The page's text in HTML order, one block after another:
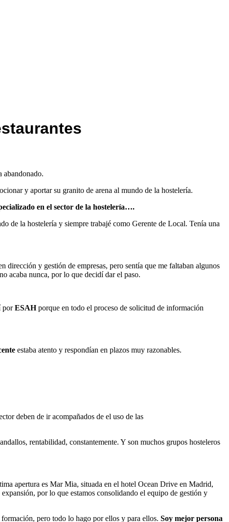
abandonado.
y aportar su granito de arena al mundo de la hostelería.
en el sector de la hostelería….
de la hostelería y siempre trabajé como Gerente de Local. Tenía una
dirección y gestión de empresas, pero sentía que me faltaban algunos
acaba nunca, por lo que decidí dar el paso.
porESAHporque en todo el proceso de solicitud de información
estaba atento y respondían en plazos muy razonables.
deben de ir acompañados de el uso de las
rentabilidad, constantemente. Y son muchos grupos hosteleros
apertura es Mar Mia, situada en el hotel Ocean Drive en Madrid,
por lo que estamos consolidando el equipo de gestión y
pero todo lo hago por ellos y para ellos. Soy mejor persona